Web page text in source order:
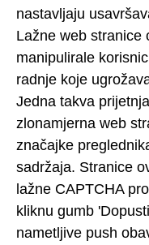
nastavljaju
Lažne web stranice
manipulirale
radnje koje
Jedna takva
zlonamjerna web
značajke
sadržaja. Stranice
lažne CAPTCHA
kliknu gumb
nametljive push